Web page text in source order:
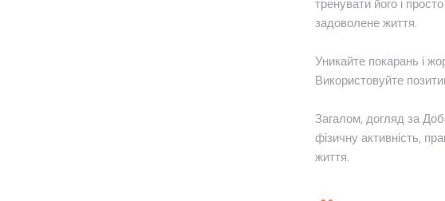
тренувати його і
задоволене життя.
Уникайте покарань і
Використовуйте
Загалом, догляд за
фізичну активність,
життя.